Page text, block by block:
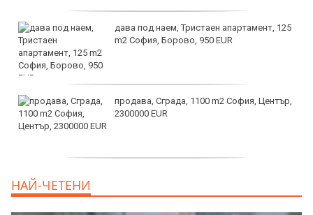
дава под наем, Тристаен апартамент, 125
m2 София, Борово, 950 EUR
продава, Сграда, 1100 m2 София, Център,
2300000 EUR
НАЙ-ЧЕТЕНИ